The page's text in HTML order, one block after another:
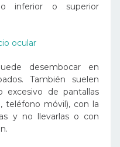
inferior o superior
ocular
desembocar en
También suelen
excesivo de pantallas
teléfono móvil), con la
y no llevarlas o con